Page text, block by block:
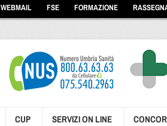
WEBMAIL FSE FORMAZIONE
CUP SERVIZI ON LINE